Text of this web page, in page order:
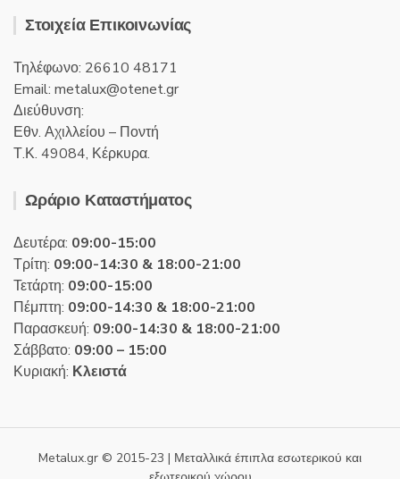
Στοιχεία Επικοινωνίας
Τηλέφωνο: 26610 48171
Email: metalux otenetgr
Διεύθυνση:
Εθν. Αχιλλείου – Ποντή
Τ.Κ. 49084, Κέρκυρα.
Ωράριο Καταστήματος
Δευτέρα: 09:00-15:00
Τρίτη: 09:00-14:30 & 18:00-21:00
Τετάρτη: 09:00-15:00
Πέμπτη: 09:00-14:30 & 18:00-21:00
Παρασκευή: 09:00-14:30 & 18:00-21:00
Σάββατο: 09:00 – 15:00
Κυριακή: Κλειστά
Metalux.gr © 2015-23 | Μεταλλικά έπιπλα εσωτερικού και